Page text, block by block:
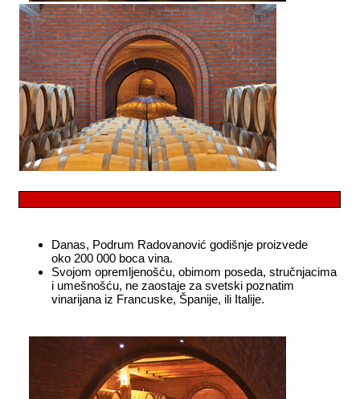
Danas, Podrum Radovanović godišnje proizvede
oko 200 000 boca vina.
Svojom opremljenošću, obimom poseda, stručnjacima
i umešnošću, ne zaostaje za svetski poznatim
vinarijana iz Francuske, Španije, ili Italije.